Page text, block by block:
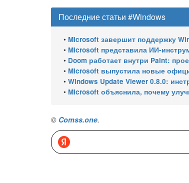
Последние статьи #Windows
• Microsoft завершит поддержку Windows 10
• Microsoft представила ИИ-
• Doom работает внутри Paint:
• Microsoft выпустила новые
• Windows Update Viewer 0.8.0: инструмент
• Microsoft объяснила, почему
© Comss.one.